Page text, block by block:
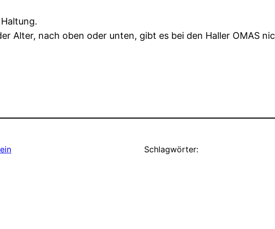
Alter, nach oben oder unten, gibt es bei den Haller OMAS
Schlagwörter: